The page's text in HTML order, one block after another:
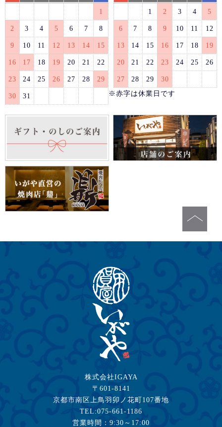
1
2 3 4 5 6 7 8
9 10 11 12 13 14 15
16 17 18 19 20 21 22
23 24 25 26 27 28 29
30 31
1 2 3 4 5
6 7 8 9 10 11 12
13 14 15 16 17 18 19
20 21 22 23 24 25 26
27 28 29
30
※赤字は休業日です
株式会社IGAYA
〒601-8141
京都市南区上鳥羽卯ノ花町107番地
TEL:075-661-1186
営業時間：9:30～17:00